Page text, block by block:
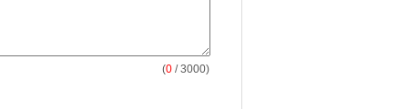
(0 / 3000)